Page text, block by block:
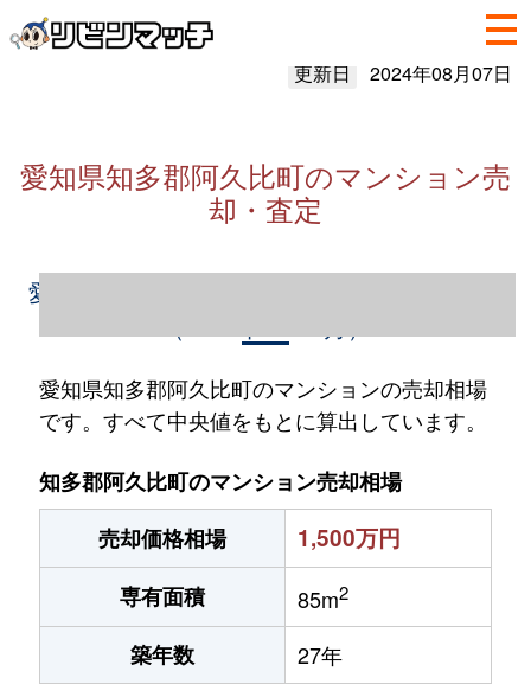
更新日 2024年08月07日
愛知県知多郡阿久比町のマンション売
却・査定
愛知県知多郡阿久比町のマンション売却情報
愛知県知多郡阿久比町のマンションの売却相場
です。すべて中央値をもとに算出しています。
知多郡阿久比町のマンション売却相場
売却価格相場
1,500万円
専有面積 85m2
築年数 27年